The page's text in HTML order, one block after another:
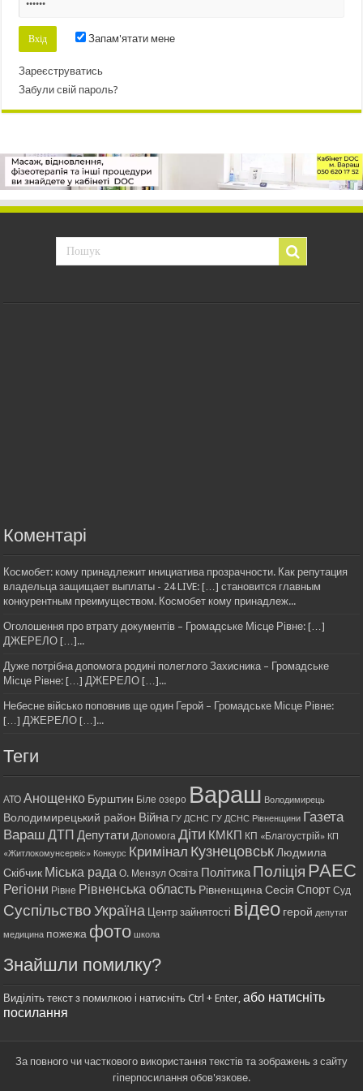
Запам'ятати мене
Зареєструватись
Забули свій пароль?
Коментарі
Космобет: кому принадлежит инициатива прозрачности. Как репутация
владельца защищает выплаты - 24 LIVE: […] становится главным
конкурентным преимуществом. Космобет кому принадлеж...
Оголошення про втрату документів – Громадське Місце Рівне: […]
ДЖЕРЕЛО […]...
Дуже потрібна допомога родині полеглого Захисника – Громадське
Місце Рівне: […] ДЖЕРЕЛО […]...
Небесне військо поповнив ще один Герой – Громадське Місце Рівне:
[…] ДЖЕРЕЛО […]...
Теги
АТО Анощенко Бурштин Біле озеро Вараш Володимирець
Володимирецький район Війна ГУ ДСНС ГУ ДСНС Рівненщини Газета
Вараш ДТП Депутати Допомога Діти КМКП КП «Благоустрій» КП
«Житлокомунсервіс» Конкурс Кримінал Кузнецовськ Людмила
Скібчик Міська рада О. Мензул Освіта ПолітикаПоліція РАЕС
Регіони Рівне Рівненська область Рівненщина Сесія Спорт Суд
Суспільство Україна Центр зайнятості відео герой депутат
медицина пожежа фото школа
Знайшли помилку?
Виділіть текст з помилкою і натисніть Ctrl + Enter,або натисніть
посилання
За повного чи часткового використання текстів та зображень з сайту
гіперпосилання обов'язкове.